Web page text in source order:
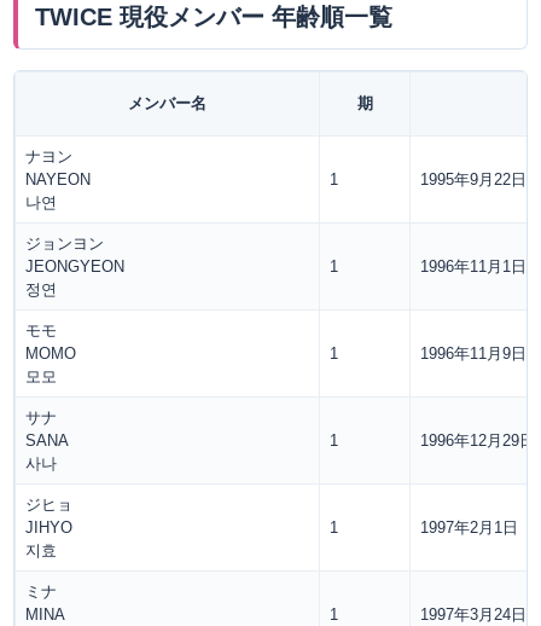
TWICE 現役メンバー 年齢順一覧
メンバー名 期
ナヨン
NAYEON
나연
1 1995年9月22日
ジョンヨン
JEONGYEON
정연
1 1996年11月1日
モモ
MOMO
모모
1 1996年11月9日
サナ
SANA
사나
1 1996年12月29日
ジヒョ
JIHYO
지효
1 1997年2月1日
ミナ
MINA
1 1997年3月24日